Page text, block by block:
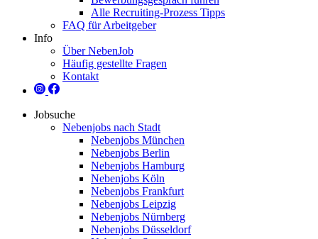
Alle Recruiting-Prozess Tipps
FAQ für Arbeitgeber
Info
Über NebenJob
Häufig gestellte Fragen
Kontakt
Jobsuche
Nebenjobs nach Stadt
Nebenjobs München
Nebenjobs Berlin
Nebenjobs Hamburg
Nebenjobs Köln
Nebenjobs Frankfurt
Nebenjobs Leipzig
Nebenjobs Nürnberg
Nebenjobs Düsseldorf